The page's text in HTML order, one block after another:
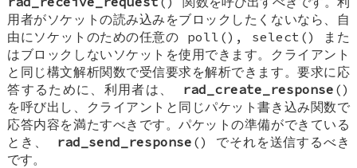
用者がソケットの読み込みをブロックしたくないなら、自
由にソケットのための任意の poll(), select() また
はブロックしないソケットを使用できます。クライアント
と同じ構文解析関数で受信要求を解析できます。要求に応
答するために、利用者は、
rad_create_response ()
を呼び出し、クライアントと同じパケット書き込み関数で
応答内容を満たすべきです。パケットの準備ができている
とき、
rad_send_response () でそれを送信するべき
です。